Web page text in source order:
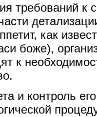
требований к
как
боже),
к
и контроль